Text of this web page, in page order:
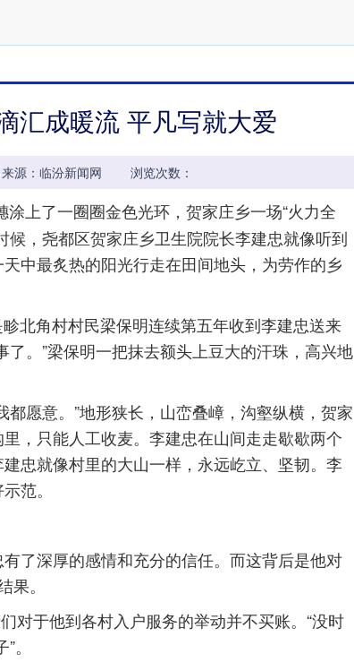
汇成暖流 平凡写就大爱
来源：临汾新闻网 浏览次数：
上了一圈圈金色光环，贺家庄乡一场“火力全
候，尧都区贺家庄乡卫生院院长李建忠就像听到
中最炙热的阳光行走在田间地头，为劳作的乡
北角村村民梁保明连续第五年收到李建忠送来
。”梁保明一把抹去额头上豆大的汗珠，高兴地
愿意。”地形狭长，山峦叠嶂，沟壑纵横，贺家
，只能人工收麦。李建忠在山间走走歇歇两个
忠就像村里的大山一样，永远屹立、坚韧。李
范。
深厚的感情和充分的信任。而这背后是他对
。
于他到各村入户服务的举动并不买账。“没时
。